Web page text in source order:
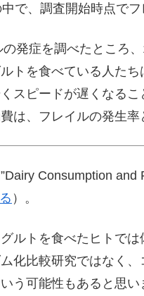
で、調査開始時点で
発症を調べたところ
トを食べている人た
スピードが遅くなる
は、フレイルの発生率
Consumption
）。
ルトを食べたヒトで
化比較研究ではなく
う可能性もあると思い